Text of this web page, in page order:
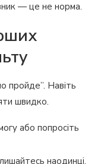
— це не норма.
пройде”. Навіть
швидко.
або попросіть
наодинці.